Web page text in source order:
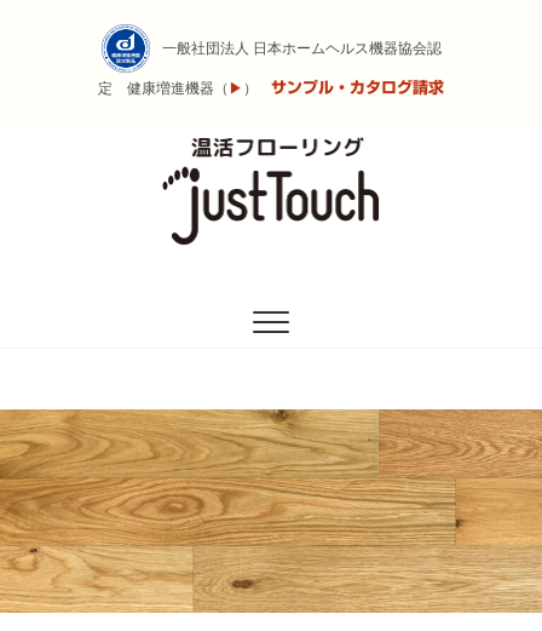
一般社団法人 日本ホームヘルス機器協会認
定 健康増進機器（ ▶ ） サンプル・カタログ請求
Just Touch